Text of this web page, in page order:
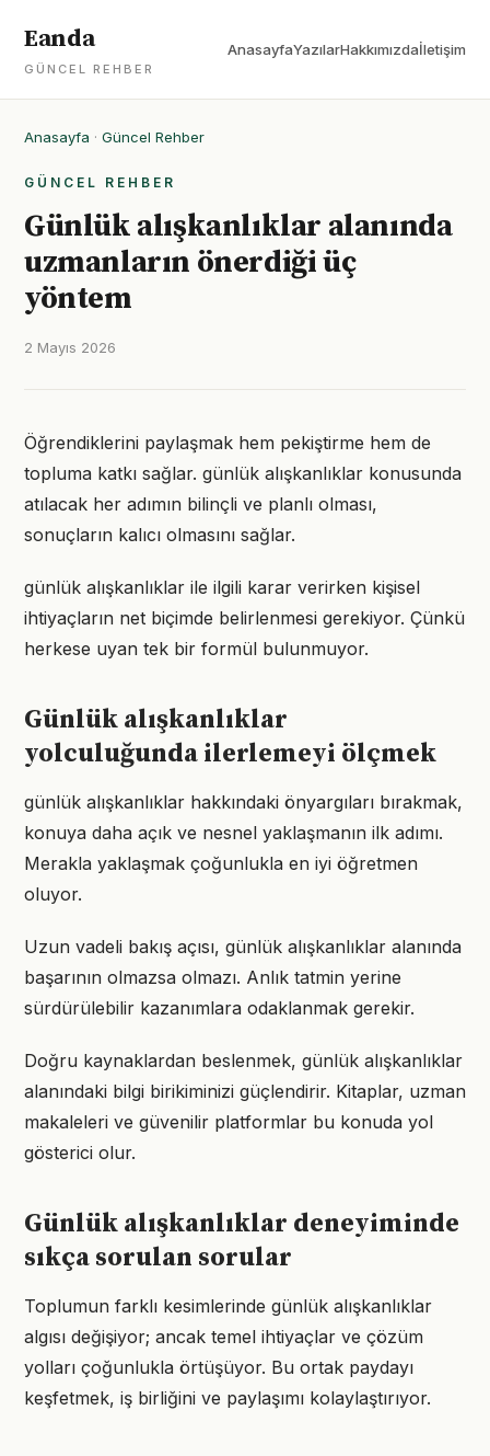
Eanda
GÜNCEL REHBER
AnasayfaYazılarHakkımızdaİletişim
Anasayfa · Güncel Rehber
GÜNCEL REHBER
Günlük alışkanlıklar alanında
uzmanların önerdiği üç
yöntem
2 Mayıs 2026
Öğrendiklerini paylaşmak hem pekiştirme hem de
topluma katkı sağlar. günlük alışkanlıklar konusunda
atılacak her adımın bilinçli ve planlı olması,
sonuçların kalıcı olmasını sağlar.
günlük alışkanlıklar ile ilgili karar verirken kişisel
ihtiyaçların net biçimde belirlenmesi gerekiyor. Çünkü
herkese uyan tek bir formül bulunmuyor.
Günlük alışkanlıklar
yolculuğunda ilerlemeyi ölçmek
günlük alışkanlıklar hakkındaki önyargıları bırakmak,
konuya daha açık ve nesnel yaklaşmanın ilk adımı.
Merakla yaklaşmak çoğunlukla en iyi öğretmen
oluyor.
Uzun vadeli bakış açısı, günlük alışkanlıklar alanında
başarının olmazsa olmazı. Anlık tatmin yerine
sürdürülebilir kazanımlara odaklanmak gerekir.
Doğru kaynaklardan beslenmek, günlük alışkanlıklar
alanındaki bilgi birikiminizi güçlendirir. Kitaplar, uzman
makaleleri ve güvenilir platformlar bu konuda yol
gösterici olur.
Günlük alışkanlıklar deneyiminde
sıkça sorulan sorular
Toplumun farklı kesimlerinde günlük alışkanlıklar
algısı değişiyor; ancak temel ihtiyaçlar ve çözüm
yolları çoğunlukla örtüşüyor. Bu ortak paydayı
keşfetmek, iş birliğini ve paylaşımı kolaylaştırıyor.